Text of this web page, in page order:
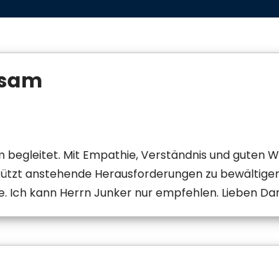
Mit Empathie, Verständnis und guten
anstehende Herausforderungen zu
kann Herrn Junker nur empfehlen. Lieben